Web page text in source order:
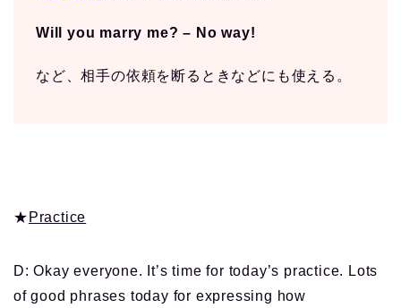
Will you marry me? – No way!
など、相手の依頼を断るときなどにも使える。
★ Practice
D: Okay everyone. It’s time for today’s practice. Lots
of good phrases today for expressing how